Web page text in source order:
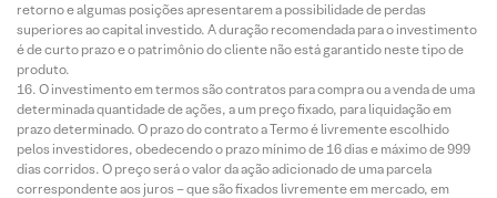
retorno e algumas posições apresentarem a possibilidade de perdas
superiores ao capital investido. A duração recomendada para o investimento
é de curto prazo e o patrimônio do cliente não está garantido neste tipo de
produto.
O investimento em termos são contratos para compra ou a venda de uma
determinada quantidade de ações, a um preço fixado, para liquidação em
prazo determinado. O prazo do contrato a Termo é livremente escolhido
pelos investidores, obedecendo o prazo mínimo de 16 dias e máximo de 999
dias corridos. O preço será o valor da ação adicionado de uma parcela
correspondente aos juros – que são fixados livremente em mercado, em